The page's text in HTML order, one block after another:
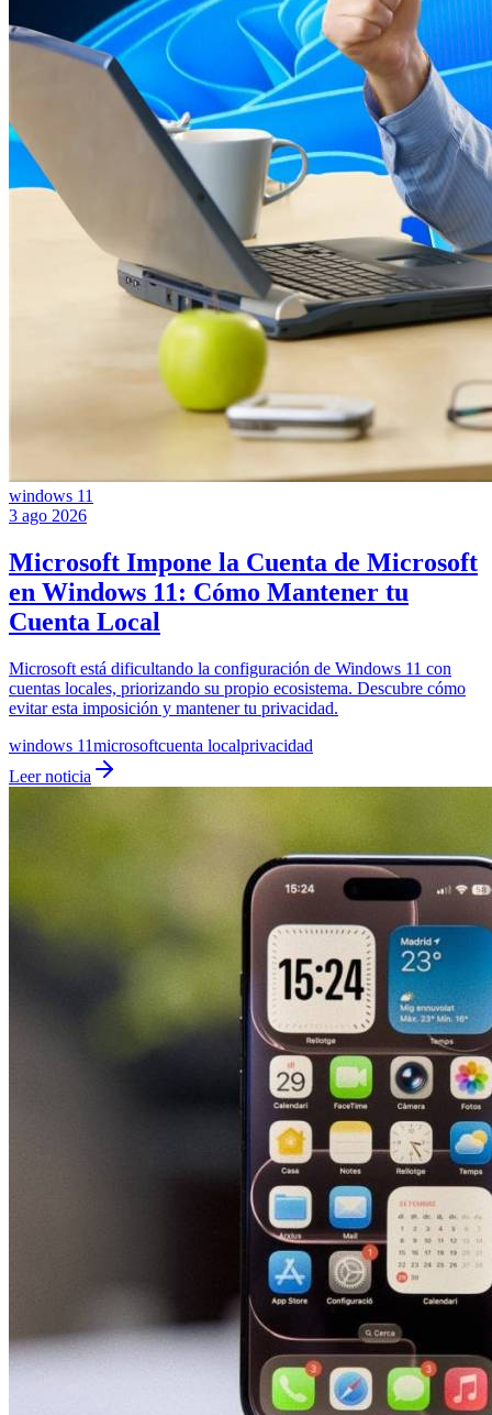
windows 11
3 ago 2026
Microsoft Impone la Cuenta de Microsoft
en Windows 11: Cómo Mantener tu
Cuenta Local
Microsoft está dificultando la configuración de Windows 11 con
cuentas locales, priorizando su propio ecosistema. Descubre cómo
evitar esta imposición y mantener tu privacidad.
windows 11microsoftcuenta localprivacidad
Leer noticia